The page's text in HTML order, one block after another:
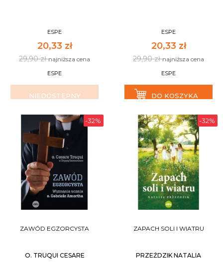
ESPE
20,33 zł
29,90 złnajniższa cena
ESPE
NIEDOSTĘPNY
ESPE
20,33 zł
29,90 złnajniższa cena
ESPE
DO KOSZYKA
-32%
ZAWÓD EGZORCYSTA
O. TRUQUI CESARE
-32%
ZAPACH SOLI I WIATRU
PRZEŹDZIK NATALIA